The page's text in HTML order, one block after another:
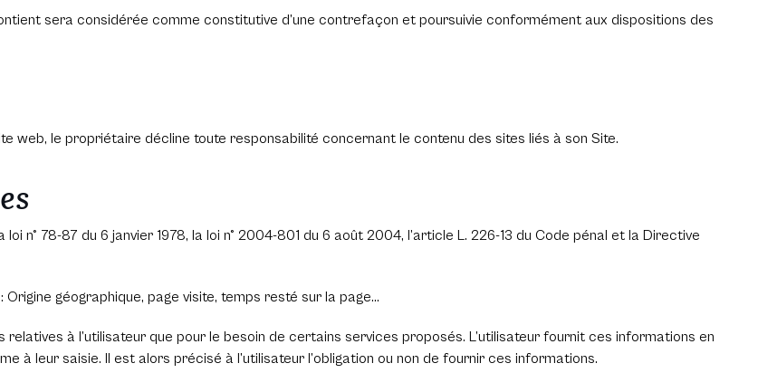
sera considérée comme constitutive d’une contrefaçon et poursuivie conformément aux dispositions des
web, le propriétaire décline toute responsabilité concernant le contenu des sites liés à son Site.
n° 78-87 du 6 janvier 1978, la loi n° 2004-801 du 6 août 2004, l’article L. 226-13 du Code pénal et la Directive
géographique, page visite, temps resté sur la page…
à l’utilisateur que pour le besoin de certains services proposés. L’utilisateur fournit ces informations en
à leur saisie. Il est alors précisé à l’utilisateur l’obligation ou non de fournir ces informations.